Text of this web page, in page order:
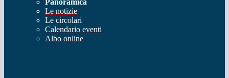
Panoramica
Le notizie
Le circolari
Calendario eventi
Albo online